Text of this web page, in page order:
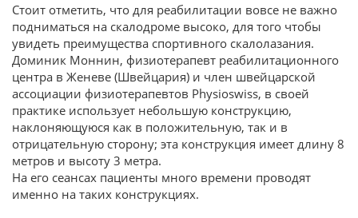
Стоит отметить, что для реабилитации вовсе не важно
подниматься на скалодроме высоко, для того чтобы
увидеть преимущества спортивного скалолазания.
Доминик Моннин, физиотерапевт реабилитационного
центра в Женеве (Швейцария) и член швейцарской
ассоциации физиотерапевтов Physioswiss, в своей
практике использует небольшую конструкцию,
наклоняющуюся как в положительную, так и в
отрицательную сторону; эта конструкция имеет длину 8
метров и высоту 3 метра.
На его сеансах пациенты много времени проводят
именно на таких конструкциях.